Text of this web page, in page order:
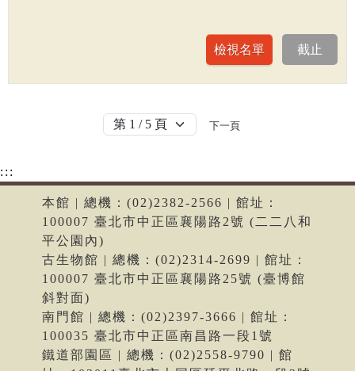
下一頁
:::
本館 | 總機：(02)2382-2566 | 館址：
100007 臺北市中正區襄陽路2號 (二二八和
平公園內)
古生物館 | 總機：(02)2314-2699 | 館址：
100007 臺北市中正區襄陽路25號 (臺博館
斜對面)
南門館 | 總機：(02)2397-3666 | 館址：
100035 臺北市中正區南昌路一段1號
鐵道部園區 | 總機：(02)2558-9790 | 館